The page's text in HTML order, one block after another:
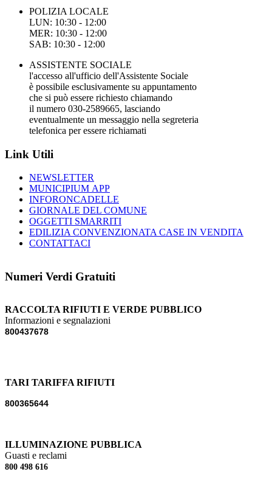
POLIZIA LOCALE
LUN: 10:30 - 12:00
MER: 10:30 - 12:00
SAB: 10:30 - 12:00
ASSISTENTE SOCIALE
l'accesso all'ufficio dell'Assistente Sociale
è possibile esclusivamente su appuntamento
che si può essere richiesto chiamando
il numero 030-2589665, lasciando
eventualmente un messaggio nella segreteria
telefonica per essere richiamati
Link Utili
NEWSLETTER
MUNICIPIUM APP
INFORONCADELLE
GIORNALE DEL COMUNE
OGGETTI SMARRITI
EDILIZIA CONVENZIONATA CASE IN VENDITA
CONTATTACI
Numeri Verdi Gratuiti
RACCOLTA RIFIUTI E VERDE PUBBLICO
Informazioni e segnalazioni
800437678
TARI TARIFFA RIFIUTI
800365644
ILLUMINAZIONE PUBBLICA
Guasti e reclami
800 498 616